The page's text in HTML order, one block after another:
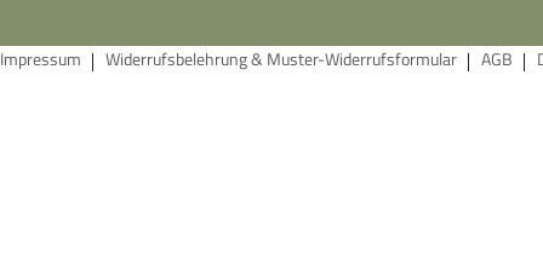
Impressum Widerrufsbelehrung & Muster-Widerrufsformular AGB